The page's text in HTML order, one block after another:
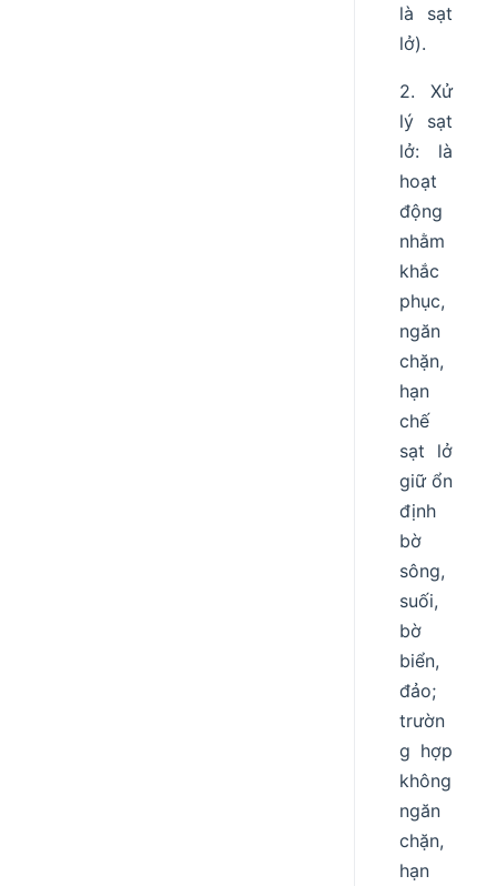
là sạt
lở).
2. Xử
lý sạt
lở: là
hoạt
động
nhằm
khắc
phục,
ngăn
chặn,
hạn
chế
sạt lở
giữ ổn
định
bờ
sông,
suối,
bờ
biển,
đảo;
trườn
g hợp
không
ngăn
chặn,
hạn